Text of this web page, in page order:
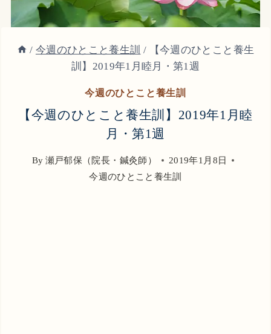
/ 今週のひとこと養生訓 /
【今週のひとこと養生
訓】2019年1月睦月・第1週
今週のひとこと養生訓
【今週のひとこと養生訓】2019年1月睦
月・第1週
By 瀬戸郁保（院長・鍼灸師）
2019年1月8日
今週のひとこと養生訓